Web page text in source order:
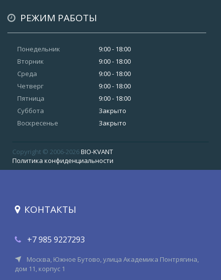
РЕЖИМ РАБОТЫ
Понедельник
Вторник
Среда
Четверг
Пятница
Суббота
Воскресенье
9:00 - 18:00
9:00 - 18:00
9:00 - 18:00
9:00 - 18:00
9:00 - 18:00
Закрыто
Закрыто
Copyright © 2006-2026BIO-KVANT
Политика конфиденциальности
КОНТАКТЫ
+7 985 9227293
Москва, Южное Бутово, улица Академика Понтрягина,
дом 11, корпус 1